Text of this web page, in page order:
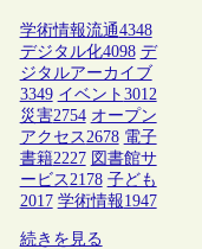
学術情報流通4348
デジタル化4098 デ
ジタルアーカイブ
3349 イベント 3012
災害2754 オープン
アクセス 2678 電子
書籍2227 図書館サ
ービス 2178 子ども
2017 学術情報1947
続きを見る